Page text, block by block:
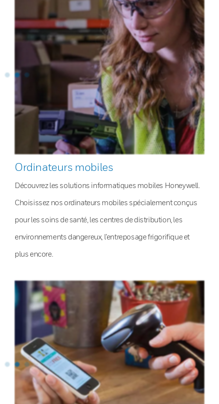
Ordinateurs mobiles
Découvrez les solutions informatiques mobiles Honeywell.
Choisissez nos ordinateurs mobiles spécialement conçus
pour les soins de santé, les centres de distribution, les
environnements dangereux, l’entreposage frigorifique et
plus encore.